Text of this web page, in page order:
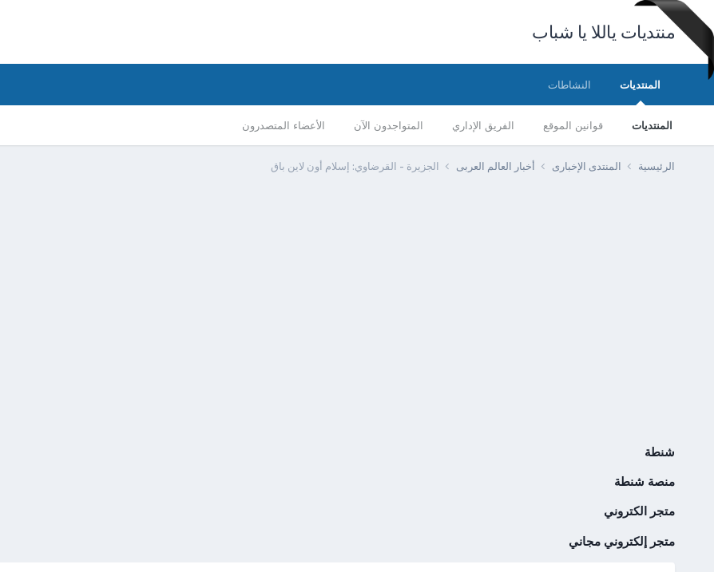
منتديات ياللا يا شباب
المنتديات
المنتديات قوانين الموقع الفريق الإداري المتواجدون الآن الأعضاء المتصدرون
النشاطات
الرئيسية المنتدى الإخبارى أخبار العالم العربى الجزيرة - القرضاوي: إسلام أون لاين باق
شنطة
منصة شنطة
متجر الكتروني
متجر إلكتروني مجاني